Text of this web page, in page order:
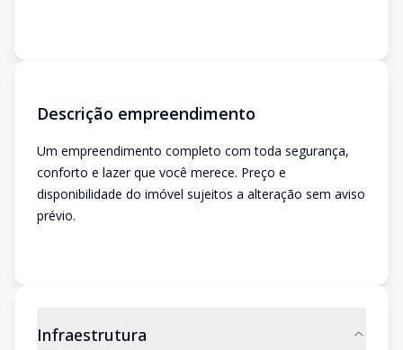
Descrição empreendimento
Um empreendimento completo com toda segurança,
conforto e lazer que você merece. Preço e
disponibilidade do imóvel sujeitos a alteração sem aviso
prévio.
Infraestrutura